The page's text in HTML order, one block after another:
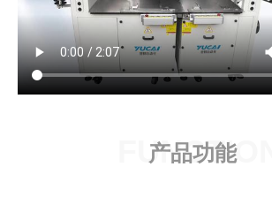
FUNCTION
产品功能